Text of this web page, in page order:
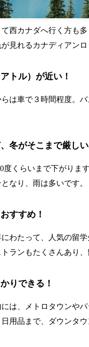
西カナダへ行く方も
見れるカナディアン
トル）が近い！
は車で３時間程度。
冬がそこまで厳し
度くらいまで下がり
なり、雨は多いです。
すすめ！
わたって、人気の留
ランもたくさんあり
りできる！
は、メトロタウンや
用品まで、ダウンタ